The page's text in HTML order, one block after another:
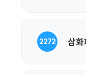
2272 삼화